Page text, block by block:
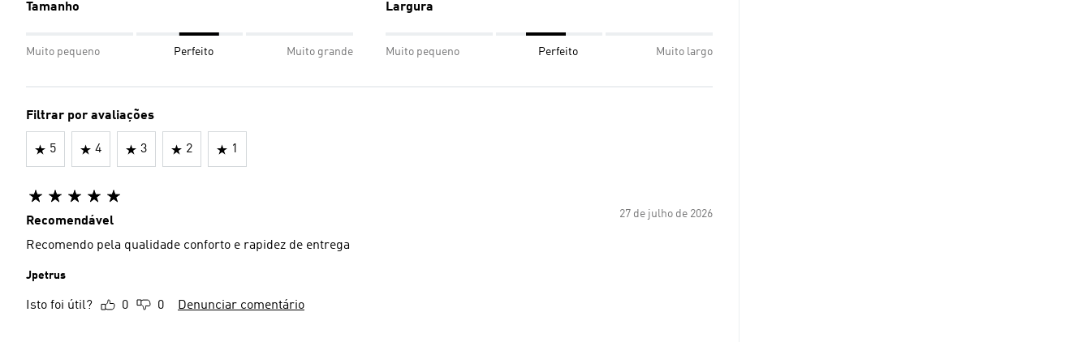
Tamanho
Muito pequeno Perfeito Muito grande
Largura
Muito pequeno Perfeito Muito largo
Filtrar por avaliações
5 4 3 2 1
27 de julho de 2026
Recomendável
Recomendo pela qualidade conforto e rapidez de entrega
Jpetrus
Isto foi útil? 0 0 Denunciar comentário